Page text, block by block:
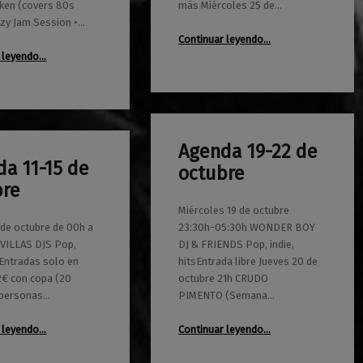
más Miércoles 25 de…
Continuar leyendo…
(covers 80s
Jam Session •…
…
Agenda 19-22 de
octubre
Miércoles 19 de octubre
23:30h-05:30h WONDER BOY
DJ & FRIENDS Pop, indie,
hitsEntrada libre Jueves 20 de
octubre 21h CRUDO
PIMENTO (Semana…
Continuar leyendo…
17/10/2022
0
Maravillas
11-15 de
octubre de 00h a
DJS Pop,
solo en
con copa (20
…